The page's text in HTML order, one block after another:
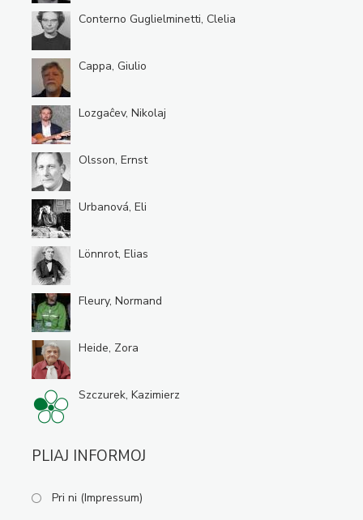
Conterno Guglielminetti, Clelia
Cappa, Giulio
Lozgaĉev, Nikolaj
Olsson, Ernst
Urbanová, Eli
Lönnrot, Elias
Fleury, Normand
Heide, Zora
Szczurek, Kazimierz
PLIAJ INFORMOJ
Pri ni (Impressum)